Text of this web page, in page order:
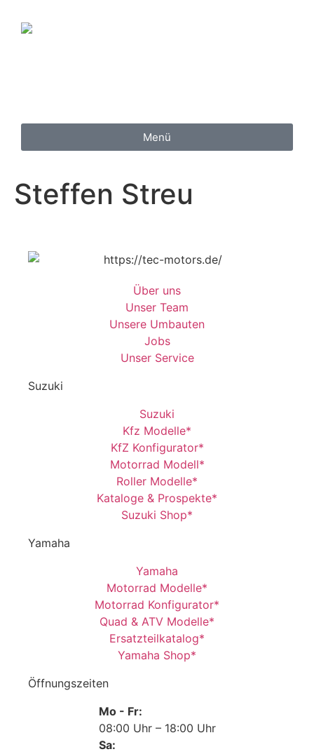
Menü
Steffen Streu
Über uns
Unser Team
Unsere Umbauten
Jobs
Unser Service
Suzuki
Suzuki
Kfz Modelle*
KfZ Konfigurator*
Motorrad Modell*
Roller Modelle*
Kataloge & Prospekte*
Suzuki Shop*
Yamaha
Yamaha
Motorrad Modelle*
Motorrad Konfigurator*
Quad & ATV Modelle*
Ersatzteilkatalog*
Yamaha Shop*
Öffnungszeiten
Mo - Fr:
08:00 Uhr – 18:00 Uhr
Sa: